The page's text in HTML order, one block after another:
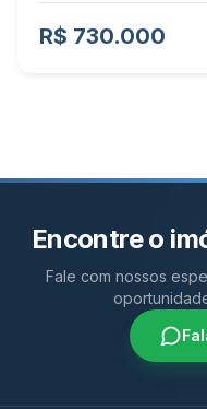
R$ 730.000
Encontre o
Fale com nossos